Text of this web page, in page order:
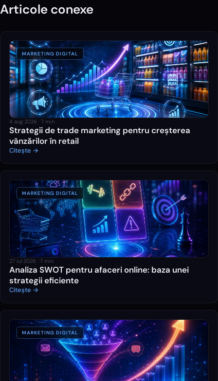
Articole conexe
MARKETING DIGITAL
4 aug 2026 · 7 min
Strategii de trade marketing pentru creșterea
vânzărilor în retail
Citește →
MARKETING DIGITAL
27 iul 2026 · 7 min
Analiza SWOT pentru afaceri online: baza unei
strategii eficiente
Citește →
MARKETING DIGITAL